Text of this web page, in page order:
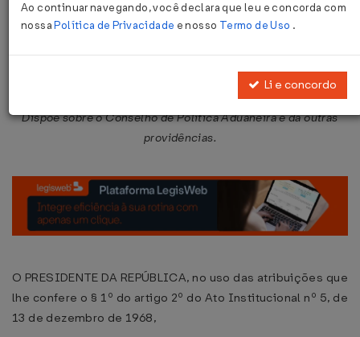
Decreto-Lei nº 730 de 05/08/1969
Publicado no DOU em 5 ago 1969
Dispõe sôbre o Conselho de Política Aduaneira e dá outras
providências.
O PRESIDENTE DA REPÚBLICA, no uso das atribuições que
lhe confere o § 1º do artigo 2º do Ato Institucional nº 5, de
13 de dezembro de 1968,
Ao continuar navegando, você declara que leu e concorda com
nossaPolítica de Privacidade e nosso Termo de Uso .
Li e concordo